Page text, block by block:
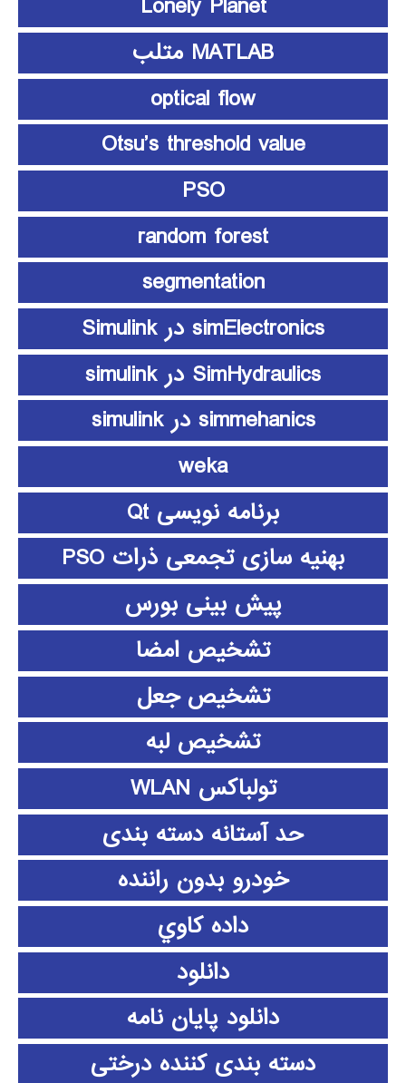
MATLAB متلب
optical flow
Otsu’s threshold value
PSO
random forest
segmentation
simElectronics در Simulink
SimHydraulics در simulink
simmehanics در simulink
weka
برنامه نویسی Qt
بهنیه سازی تجمعی ذرات PSO
پیش بینی بورس
تشخیص امضا
تشخیص جعل
تشخیص لبه
تولباکس WLAN
حد آستانه دسته بندی
خودرو بدون راننده
داده كاوي
دانلود
دانلود پايان نامه
دسته بندی کننده درختی